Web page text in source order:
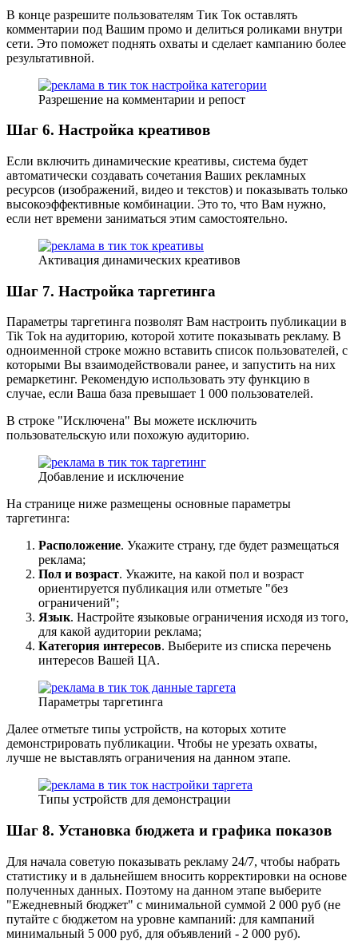
В конце разрешите пользователям Тик Ток оставлять
комментарии под Вашим промо и делиться роликами внутри
сети. Это поможет поднять охваты и сделает кампанию более
результативной.
Разрешение на комментарии и репост
Шаг 6. Настройка креативов
Если включить динамические креативы, система будет
автоматически создавать сочетания Ваших рекламных
ресурсов (изображений, видео и текстов) и показывать только
высокоэффективные комбинации. Это то, что Вам нужно,
если нет времени заниматься этим самостоятельно.
Активация динамических креативов
Шаг 7. Настройка таргетинга
Параметры таргетинга позволят Вам настроить публикации в
Tik Tok на аудиторию, которой хотите показывать рекламу. В
одноименной строке можно вставить список пользователей, с
которыми Вы взаимодействовали ранее, и запустить на них
ремаркетинг. Рекомендую использовать эту функцию в
случае, если Ваша база превышает 1 000 пользователей.
В строке "Исключена" Вы можете исключить
пользовательскую или похожую аудиторию.
Добавление и исключение
На странице ниже размещены основные параметры
таргетинга:
Расположение. Укажите страну, где будет размещаться
реклама;
Пол и возраст. Укажите, на какой пол и возраст
ориентируется публикация или отметьте "без
ограничений";
Язык. Настройте языковые ограничения исходя из того,
для какой аудитории реклама;
Категория интересов. Выберите из списка перечень
интересов Вашей ЦА.
Параметры таргетинга
Далее отметьте типы устройств, на которых хотите
демонстрировать публикации. Чтобы не урезать охваты,
лучше не выставлять ограничения на данном этапе.
Типы устройств для демонстрации
Шаг 8. Установка бюджета и графика показов
Для начала советую показывать рекламу 24/7, чтобы набрать
статистику и в дальнейшем вносить корректировки на основе
полученных данных. Поэтому на данном этапе выберите
"Ежедневный бюджет" с минимальной суммой 2 000 руб (не
путайте с бюджетом на уровне кампаний: для кампаний
минимальный 5 000 руб, для объявлений - 2 000 руб).